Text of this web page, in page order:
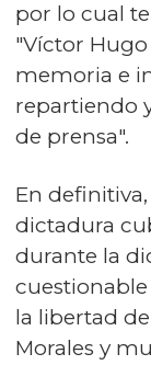
por lo cual
"Víctor
memoria e
repartiendo
de prensa".
En
dictadura
durante la
la libertad
Morales y